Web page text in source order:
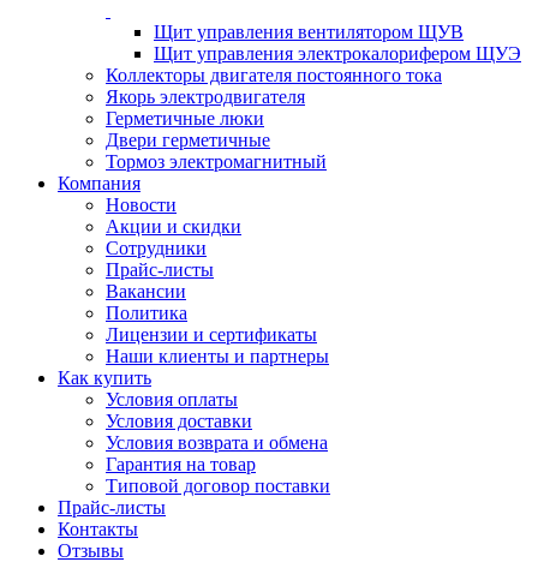
Щит управления вентилятором ЩУВ
Щит управления электрокалорифером ЩУЭ
Коллекторы двигателя постоянного тока
Якорь электродвигателя
Герметичные люки
Двери герметичные
Тормоз электромагнитный
Компания
Новости
Акции и скидки
Сотрудники
Прайс-листы
Вакансии
Политика
Лицензии и сертификаты
Наши клиенты и партнеры
Как купить
Условия оплаты
Условия доставки
Условия возврата и обмена
Гарантия на товар
Типовой договор поставки
Прайс-листы
Контакты
Отзывы